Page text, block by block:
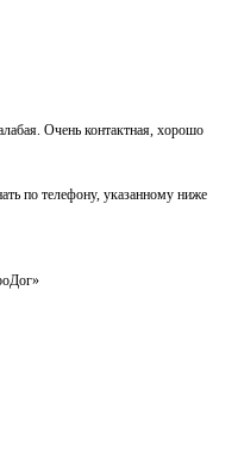
Очень контактная, хорошо
по телефону, указанному ниже